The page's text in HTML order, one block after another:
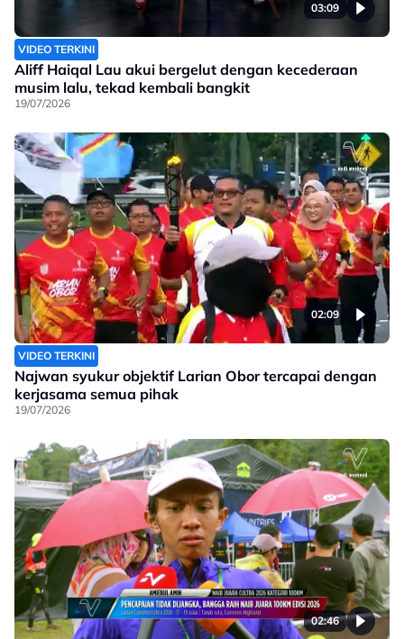
03:09
VIDEO TERKINI
Aliff Haiqal Lau akui bergelut dengan kecederaan
musim lalu, tekad kembali bangkit
19/07/2026
02:09
VIDEO TERKINI
Najwan syukur objektif Larian Obor tercapai dengan
kerjasama semua pihak
19/07/2026
02:46